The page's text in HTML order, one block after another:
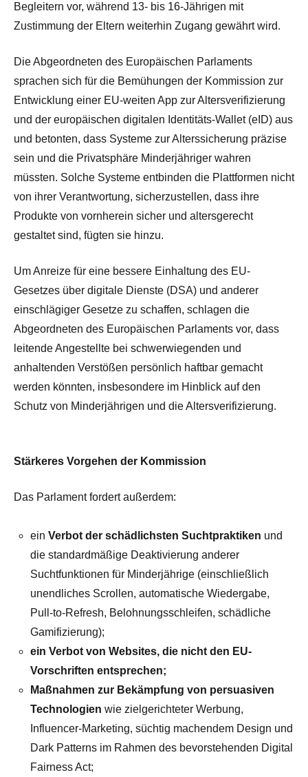
Begleitern vor, während 13- bis 16-Jährigen mit
Zustimmung der Eltern weiterhin Zugang gewährt wird.
Die Abgeordneten des Europäischen Parlaments
sprachen sich für die Bemühungen der Kommission zur
Entwicklung einer EU-weiten App zur Altersverifizierung
und der europäischen digitalen Identitäts-Wallet (eID) aus
und betonten, dass Systeme zur Alterssicherung präzise
sein und die Privatsphäre Minderjähriger wahren
müssten. Solche Systeme entbinden die Plattformen nicht
von ihrer Verantwortung, sicherzustellen, dass ihre
Produkte von vornherein sicher und altersgerecht
gestaltet sind, fügten sie hinzu.
Um Anreize für eine bessere Einhaltung des EU-
Gesetzes über digitale Dienste (DSA) und anderer
einschlägiger Gesetze zu schaffen, schlagen die
Abgeordneten des Europäischen Parlaments vor, dass
leitende Angestellte bei schwerwiegenden und
anhaltenden Verstößen persönlich haftbar gemacht
werden könnten, insbesondere im Hinblick auf den
Schutz von Minderjährigen und die Altersverifizierung.
Stärkeres Vorgehen der Kommission
Das Parlament fordert außerdem:
ein Verbot der schädlichsten Suchtpraktiken und
die standardmäßige Deaktivierung anderer
Suchtfunktionen für Minderjährige (einschließlich
unendliches Scrollen, automatische Wiedergabe,
Pull-to-Refresh, Belohnungsschleifen, schädliche
Gamifizierung);
ein Verbot von Websites, die nicht den EU-
Vorschriften entsprechen;
Maßnahmen zur Bekämpfung von persuasiven
Technologien wie zielgerichteter Werbung,
Influencer-Marketing, süchtig machendem Design und
Dark Patterns im Rahmen des bevorstehenden Digital
Fairness Act;